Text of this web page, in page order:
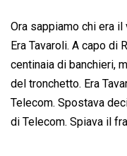
Ora sappiamo chi era
Era Tavaroli. A capo di
centinaia di banchieri,
del tronchetto. Era
Telecom. Spostava
di Telecom. Spiava il